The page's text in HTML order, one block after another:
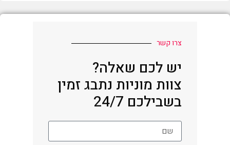
צרו קשר
יש לכם שאלה?
צוות מוניות נתבג זמין
בשבילכם 24/7